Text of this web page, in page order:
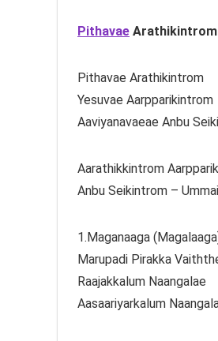
Pithavae Arathikintrom
Pithavae Arathikintrom
Yesuvae Aarpparikintrom
Aaviyanavaeae Anbu
Aarathikkintrom
Anbu Seikintrom – Ummai
1.Maganaaga
Marupadi Pirakka
Raajakkalum Naangalae
Aasaariyarkalum